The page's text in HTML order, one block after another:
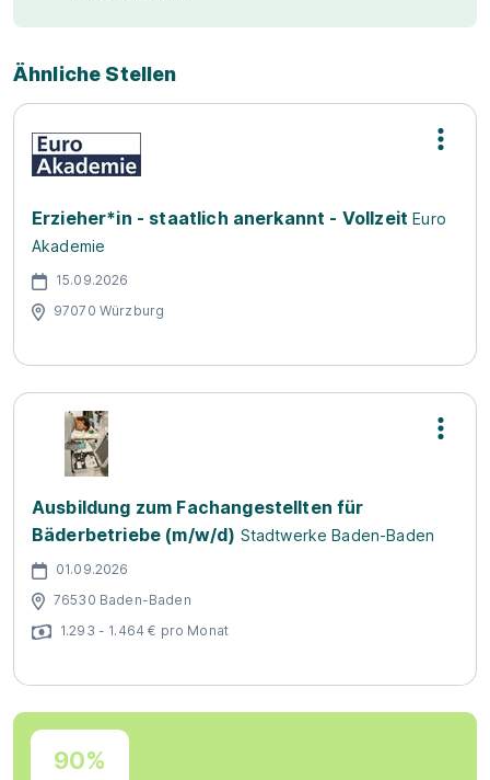
Ähnliche Stellen
Erzieher*in - staatlich anerkannt - Vollzeit Euro
Akademie
15.09.2026
97070 Würzburg
Ausbildung zum Fachangestellten für
Bäderbetriebe (m/w/d) Stadtwerke Baden-Baden
01.09.2026
76530 Baden-Baden
1.293 - 1.464 € pro Monat
90%